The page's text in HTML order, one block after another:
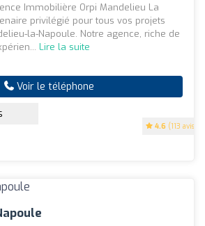
4.6 (113 avis)
Immobilière Orpi Mandelieu La
privilégié pour tous vos projets
la-Napoule. Notre agence, riche de
Lire la suite
Voir le téléphone